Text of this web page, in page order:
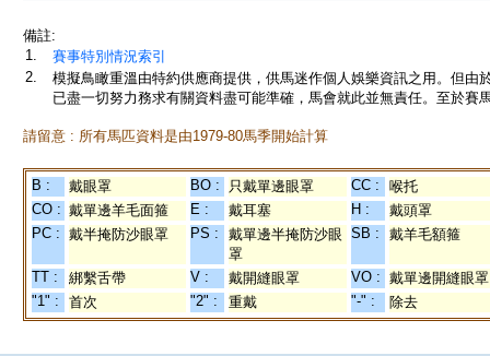
備註:
1.
賽事特別情況索引
2.
模擬鳥瞰重溫由特約供應商提供，供馬迷作個人娛樂資訊之用。但
已盡一切努力務求有關資料盡可能準確，馬會就此並無責任。至於賽
請留意 : 所有馬匹資料是由1979-80馬季開始計算
B : 戴眼罩 BO : 只戴單邊眼罩 CC :
喉托
CO : 戴單邊羊毛面箍 E : 戴耳塞 H :
戴頭罩
PC : 戴半掩防沙眼罩 PS :
戴單邊半掩防沙眼
罩
SB : 戴羊毛額箍
TT : 綁繫舌帶 V : 戴開縫眼罩 VO : 戴單邊開縫眼罩
"1" :
首次 "2" : 重戴 "-" : 除去